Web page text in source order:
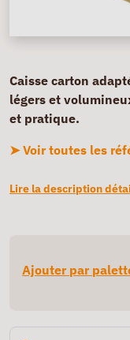
Caisse carton
légers et
et pratique.
➤ Voir toutes les
Lire la description
Ajouter par